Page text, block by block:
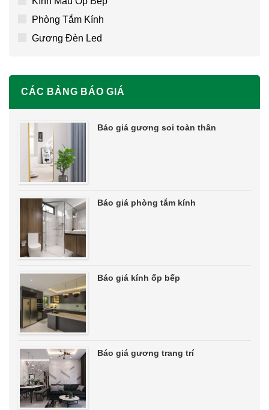
Phòng Tắm Kính
Gương Đèn Led
CÁC BẢNG BÁO GIÁ
Báo giá gương soi toàn thân
Báo giá phòng tắm kính
Báo giá kính ốp bếp
Báo giá gương trang trí